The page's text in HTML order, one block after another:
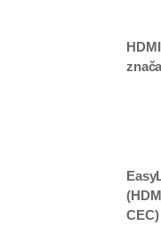
HDMI
CEC)